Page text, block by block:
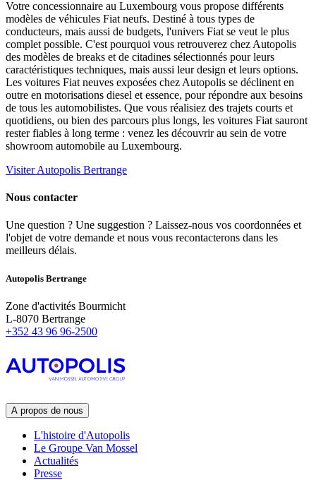
Votre concessionnaire au Luxembourg vous propose différents
modèles de véhicules Fiat neufs. Destiné à tous types de
conducteurs, mais aussi de budgets, l'univers Fiat se veut le plus
complet possible. C'est pourquoi vous retrouverez chez Autopolis
des modèles de breaks et de citadines sélectionnés pour leurs
caractéristiques techniques, mais aussi leur design et leurs options.
Les voitures Fiat neuves exposées chez Autopolis se déclinent en
outre en motorisations diesel et essence, pour répondre aux besoins
de tous les automobilistes. Que vous réalisiez des trajets courts et
quotidiens, ou bien des parcours plus longs, les voitures Fiat sauront
rester fiables à long terme : venez les découvrir au sein de votre
showroom automobile au Luxembourg.
Visiter Autopolis Bertrange
Nous contacter
Une question ? Une suggestion ? Laissez-nous vos coordonnées et
l'objet de votre demande et nous vous recontacterons dans les
meilleurs délais.
Autopolis Bertrange
Zone d'activités Bourmicht
L-8070 Bertrange
+352 43 96 96-2500
A propos de nous
L'histoire d'Autopolis
Le Groupe Van Mossel
Actualités
Presse